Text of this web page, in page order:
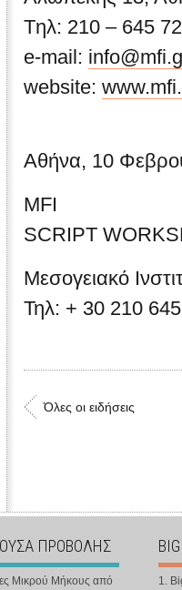
Tηλ: 210 – 645
e-mail:
website:
Αθήνα, 10
MFI
SCRIPT
Μεσογειακό
Τηλ: + 30 210
Όλες οι ειδήσεις
ΠΡΟΒΟΛΗΣ
Μικρού Μήκους από
1.